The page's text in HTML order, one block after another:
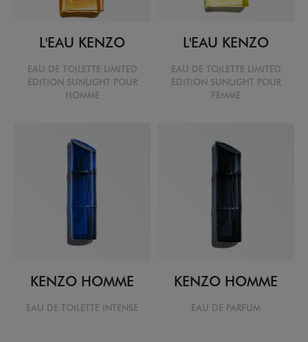
L'EAU KENZO
EAU DE TOILETTE LIMITED
EDITION SUNLIGHT POUR
HOMME
L'EAU KENZO
EAU DE TOILETTE LIMITED
EDITION SUNLIGHT POUR
FEMME
KENZO HOMME
EAU DE TOILETTE INTENSE
KENZO HOMME
EAU DE PARFUM